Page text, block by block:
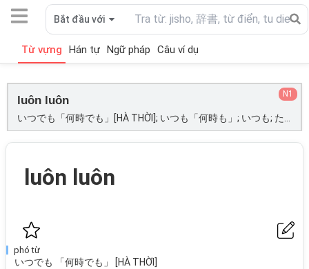
Bắt đầu với
Từ vựng Hán tự Ngữ pháp Câu ví dụ
luôn luôn N1
luôn luôn
phó từ
いつでも 「何時でも」 [HÀ THỜI]